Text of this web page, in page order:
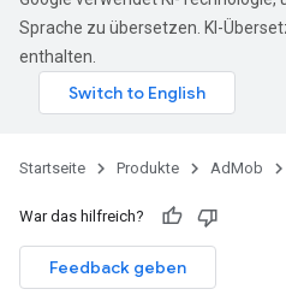
Sprache zu übersetzen. KI-
enthalten.
Startseite Produkte AdMob
War das hilfreich?
Feedback geben